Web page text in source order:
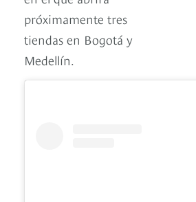
próximamente tres
tiendas en Bogotá y
Medellín.